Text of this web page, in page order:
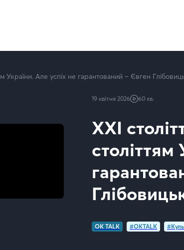
України. Але успіх не гарантований – Євген
19 квітня 2026 60 хв.
XXI
століттям
OK TALK #OKTALK